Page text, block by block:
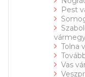
Pest
Tolna
Vas